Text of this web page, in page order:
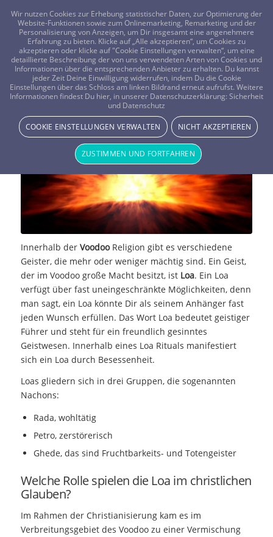
FRAGEN? KOSTENLOS ANRUFEN: 0800-8478266
Loa – der Geist des Voodoo
Innerhalb der VoodooReligion gibt es verschiedene
Geister, die mehr oder weniger mächtig sind. Ein Geist,
der im Voodoo große Macht besitzt, ist Loa. Ein Loa
verfügt über fast uneingeschränkte Möglichkeiten, denn
man sagt, ein Loa könnte Dir als seinem Anhänger fast
jeden Wunsch erfüllen. Das Wort Loa bedeutet geistiger
Führer und steht für ein freundlich gesinntes
Geistwesen. Innerhalb eines Loa Rituals manifestiert
sich ein Loa durch Besessenheit.
Loas gliedern sich in drei Gruppen, die sogenannten
Nachons:
Rada, wohltätig
Petro, zerstörerisch
Ghede, das sind Fruchtbarkeits- und Totengeister
Welche Rolle spielen die Loa im christlichen
Glauben?
Im Rahmen der Christianisierung kam es im
Verbreitungsgebiet des Voodoo zu einer Vermischung
Wir nutzen Cookies zur Erhebung statistischer Daten, zur Optimierung der
Website-Funktionen sowie zum Onlinemarketing, Remarketing und der
Personalisierung von Anzeigen, um Dir insgesamt eine angenehmere
Erfahrung zu bieten. Klicke auf „Alle akzeptieren“, um Cookies zu
akzeptieren oder klicke auf "Cookie Einstellungen verwalten“, um eine
detaillierte Beschreibung der von uns verwendeten Arten von Cookies und
Informationen über die entsprechenden Anbieter zu erhalten. Du kannst
jeder Zeit Deine Einwilligung widerrufen, indem Du die Cookie
Einstellungen über das Schloss am linken Bildrand erneut aufrufst. Weitere
Informationen findest Du hier, in unserer Datenschutzerklärung: Sicherheit
und Datenschutz
COOKIE EINSTELLUNGEN VERWALTEN NICHT AKZEPTIEREN
ZUSTIMMEN UND FORTFAHREN